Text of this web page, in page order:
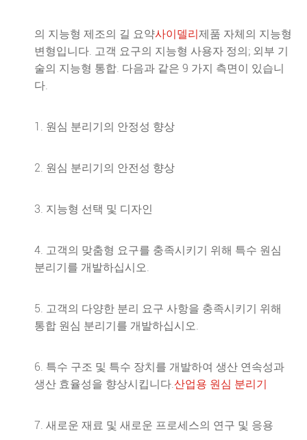
의 지능형 제조의 길 요약사이델리제품 자체의 지능형
변형입니다. 고객 요구의 지능형 사용자 정의; 외부 기
술의 지능형 통합. 다음과 같은 9 가지 측면이 있습니
다.
1. 원심 분리기의 안정성 향상
2. 원심 분리기의 안전성 향상
3. 지능형 선택 및 디자인
4. 고객의 맞춤형 요구를 충족시키기 위해 특수 원심
분리기를 개발하십시오.
5. 고객의 다양한 분리 요구 사항을 충족시키기 위해
통합 원심 분리기를 개발하십시오.
6. 특수 구조 및 특수 장치를 개발하여 생산 연속성과
생산 효율성을 향상시킵니다. 산업용 원심 분리기
7. 새로운 재료 및 새로운 프로세스의 연구 및 응용